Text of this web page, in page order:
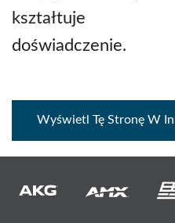
kształtuje
doświadczenie.
Wyświetl Tę Stronę W